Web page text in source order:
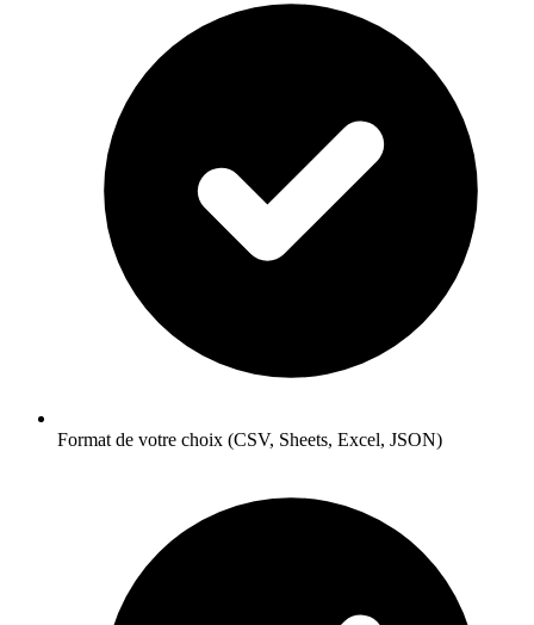
Format de votre choix (CSV, Sheets, Excel, JSON)